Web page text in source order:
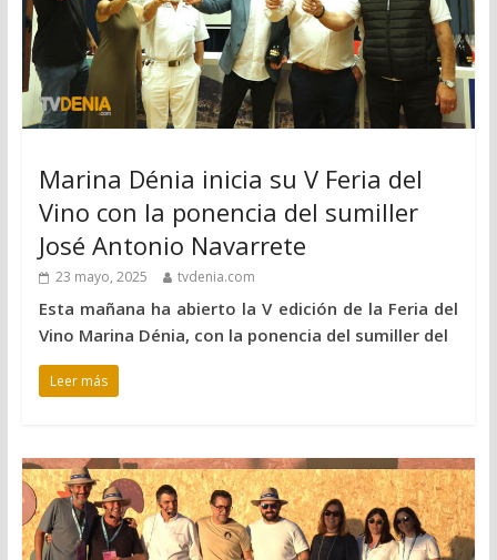
Marina Dénia inicia su V Feria del
Vino con la ponencia del sumiller
José Antonio Navarrete
23 mayo, 2025 tvdenia.com
Esta mañana ha abierto la V edición de la Feria del
Vino Marina Dénia, con la ponencia del sumiller del
Leer más